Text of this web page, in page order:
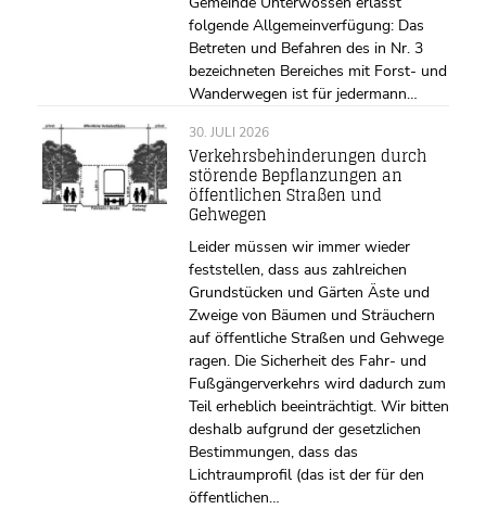
folgende Allgemeinverfügung: Das
Betreten und Befahren des in Nr. 3
bezeichneten Bereiches mit Forst- und
Wanderwegen ist für jedermann…
30. JULI 2026
Verkehrsbehinderungen durch
störende Bepflanzungen an
öffentlichen Straßen und
Gehwegen
Leider müssen wir immer wieder
feststellen, dass aus zahlreichen
Grundstücken und Gärten Äste und
Zweige von Bäumen und Sträuchern
auf öffentliche Straßen und Gehwege
ragen. Die Sicherheit des Fahr- und
Fußgängerverkehrs wird dadurch zum
Teil erheblich beeinträchtigt. Wir bitten
deshalb aufgrund der gesetzlichen
Bestimmungen, dass das
Lichtraumprofil (das ist der für den
öffentlichen…